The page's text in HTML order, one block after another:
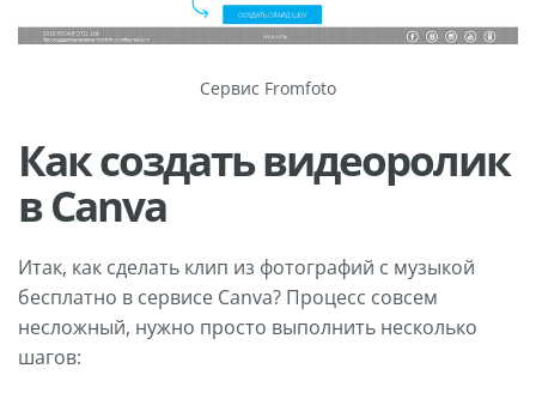
Сервис Fromfoto
Как создать видеоролик
в Canva
Итак, как сделать клип из фотографий с музыкой
бесплатно в сервисе Canva? Процесс совсем
несложный, нужно просто выполнить несколько
шагов: